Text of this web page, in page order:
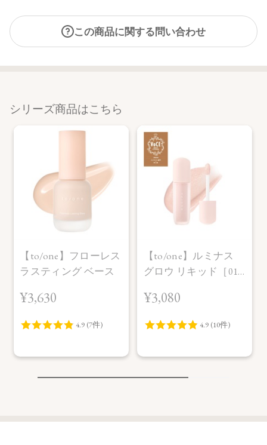
この商品に関する問い合わせ
シリーズ商品はこちら
【to/one】フローレス
ラスティング ベース
¥3,630
【to/one】ルミナス
グロウ リキッド［01
¥3,080